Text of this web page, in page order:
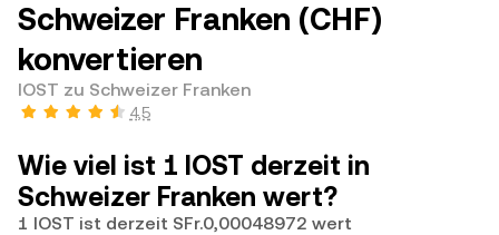
Schweizer Franken (CHF)
konvertieren
IOST zu Schweizer Franken
4,5
Wie viel ist 1 IOST derzeit in
Schweizer Franken wert?
1 IOST ist derzeit SFr.0,00048972 wert